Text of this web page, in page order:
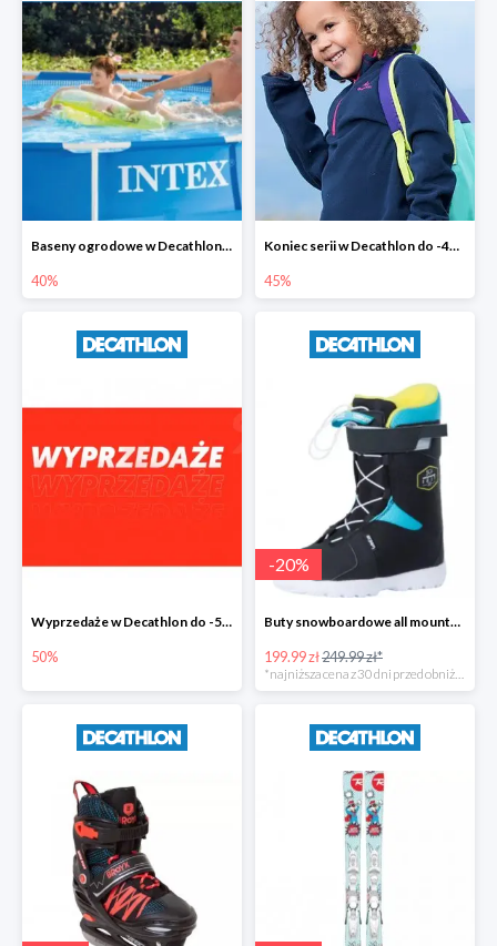
Baseny ogrodowe w Decathlonie do -40%
40%
Koniec serii w Decathlon do -45%
45%
Wyprzedaże w Decathlon do -50%
50%
-20%
Buty snowboardowe all mountain/freestyle Indy 300 dla dzieci -20%
199.99 zł249.99 zł*